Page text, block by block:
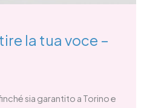
la tua voce –
sia garantito a Torino e